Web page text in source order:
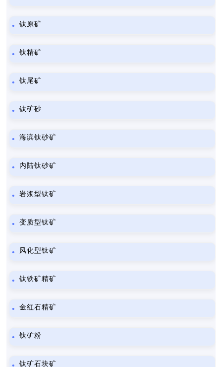
钛原矿
钛精矿
钛尾矿
钛矿砂
海滨钛砂矿
内陆钛砂矿
岩浆型钛矿
变质型钛矿
风化型钛矿
钛铁矿精矿
金红石精矿
钛矿粉
钛矿石块矿